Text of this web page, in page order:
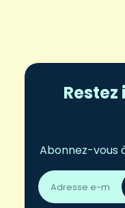
Abonnez-vous
Adresse
email
*